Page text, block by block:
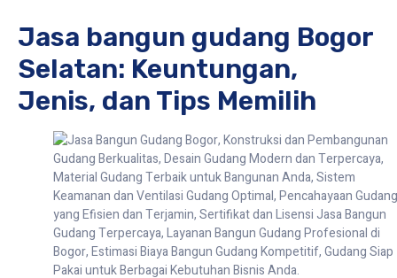
Jasa bangun gudang Bogor
Selatan: Keuntungan,
Jenis, dan Tips Memilih